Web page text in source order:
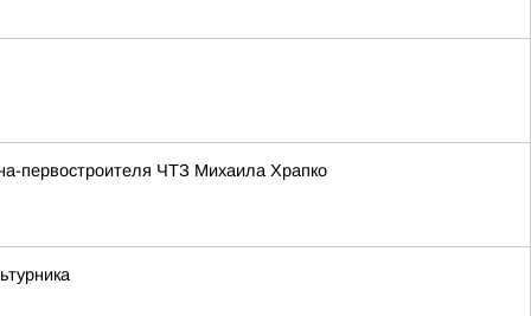
первостроителя ЧТЗ Михаила Храпко